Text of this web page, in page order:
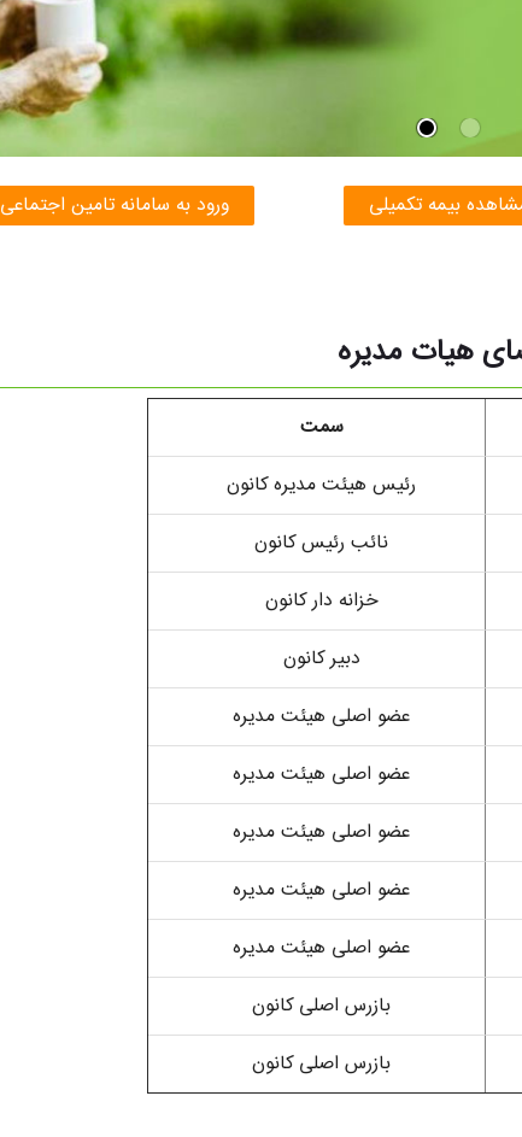
بیمه تکمیلی ورود به سامانه تامین اجتماعی
هیات مدیره
سمت
رئیس هیئت مدیره کانون
نائب رئیس کانون
خزانه دار کانون
دبیر کانون
عضو اصلی هیئت مدیره
عضو اصلی هیئت مدیره
عضو اصلی هیئت مدیره
عضو اصلی هیئت مدیره
عضو اصلی هیئت مدیره
بازرس اصلی کانون
بازرس اصلی کانون